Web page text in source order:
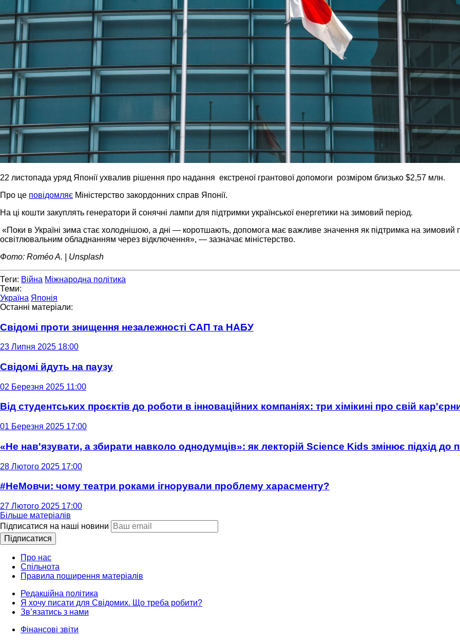
22 листопада уряд Японії ухвалив рішення про надання екстреної грантової допомоги розміром близько $2,57 млн.
Про це повідомляє Міністерство закордонних справ Японії.
На ці кошти закуплять генератори й сонячні лампи для підтримки української енергетики на зимовий період.
«Поки в Україні зима стає холоднішою, а дні — коротшають, допомога має важливе значення як підтримка на зимовий
освітлювальним обладнанням через відключення», — зазначає міністерство.
Фото: Roméo A. | Unsplash
Теги: Війна Міжнародна політика
Теми:
Україна Японія
Останні матеріали:
Свідомі проти знищення незалежності САП та НАБУ
23 Липня 2025 18:00
Свідомі йдуть на паузу
02 Березня 2025 11:00
Від студентських проєктів до роботи в інноваційних компаніях: три хімікині про свій
01 Березня 2025 17:00
«Не нав'язувати, а збирати навколо однодумців»: як лекторій Science Kids змінює підхід до
28 Лютого 2025 17:00
#НеМовчи: чому театри роками ігнорували проблему харасменту?
27 Лютого 2025 17:00
Більше матеріалів
Підписатися на наші новини
Підписатися
Про нас
Спільнота
Правила поширення матеріалів
Редакційна політика
Я хочу писати для Свідомих. Що треба робити?
Зв’язатись з нами
Фінансові звіти